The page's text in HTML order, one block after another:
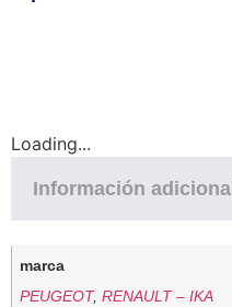
Loading...
Información adicional
marca
PEUGEOT,RENAULT – IKA